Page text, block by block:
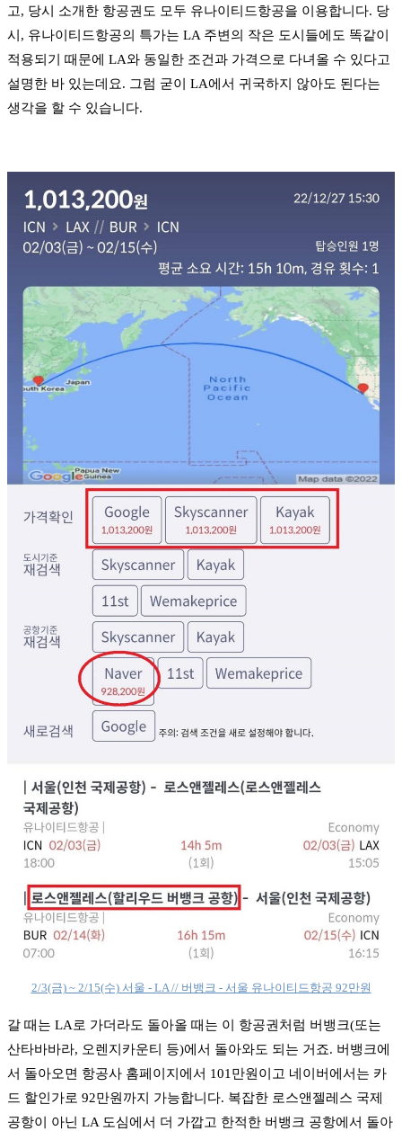
고, 당시 소개한 항공권도 모두 유나이티드항공을 이용합니다. 당
시, 유나이티드항공의 특가는 LA 주변의 작은 도시들에도 똑같이
적용되기 때문에 LA와 동일한 조건과 가격으로 다녀올 수 있다고
설명한 바 있는데요. 그럼 굳이 LA에서 귀국하지 않아도 된다는
생각을 할 수 있습니다.
2/3(금) ~ 2/15(수) 서울 - LA // 버뱅크 - 서울 유나이티드항공 92만원
갈 때는 LA로 가더라도 돌아올 때는 이 항공권처럼 버뱅크(또는
산타바바라, 오렌지카운티 등)에서 돌아와도 되는 거죠. 버뱅크에
서 돌아오면 항공사 홈페이지에서 101만원이고 네이버에서는 카
드 할인가로 92만원까지 가능합니다. 복잡한 로스앤젤레스 국제
공항이 아닌 LA 도심에서 더 가깝고 한적한 버뱅크 공항에서 돌아